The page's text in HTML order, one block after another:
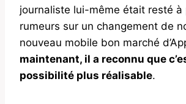
journaliste lui-même était resté à
rumeurs sur un changement de
nouveau mobile bon marché
maintenant, il a reconnu que
possibilité plus réalisable.